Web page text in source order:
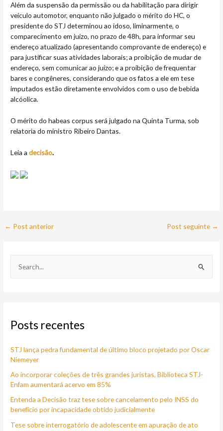
Além da suspensão da permissão ou da habilitação para dirigir
veículo automotor, enquanto não julgado o mérito do HC, o
presidente do STJ determinou ao idoso, liminarmente, o
comparecimento em juízo, no prazo de 48h, para informar seu
endereço atualizado (apresentando comprovante de endereço) e
para justificar suas atividades laborais; a proibição de mudar de
endereço, sem comunicar ao juízo; e a proibição de frequentar
bares e congêneres, considerando que os fatos a ele em tese
imputados estão diretamente envolvidos com o uso de bebida
alcóolica.
O mérito do habeas corpus será julgado na Quinta Turma, sob
relatoria do ministro Ribeiro Dantas.
Leia adecisão.
← Post anterior Post seguinte →
u
s
a
r
o
Posts recentes
STJ lança pedra fundamental de último bloco projetado por Oscar
Niemeyer
Ao incorporar coleções de três grandes juristas, Biblioteca STJ-
Enfam aumentará acervo em 85%
Entenda a Decisão traz tese sobre cancelamento pelo INSS do
benefício por incapacidade obtido judicialmente
Tese sobre interrogatório de adolescente em apuração de ato